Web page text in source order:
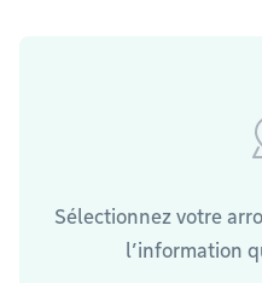
Sélectionnez votre
l’information